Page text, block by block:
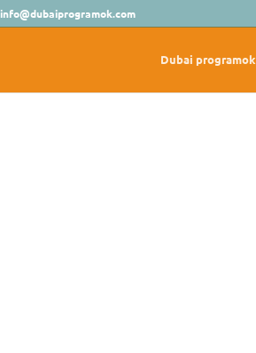
info@dubaiprogramok.com
Dubai programok